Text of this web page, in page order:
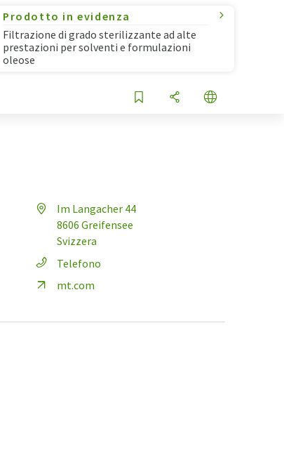
Prodotto in evidenza
Filtrazione di grado sterilizzante ad alte
prestazioni per solventi e formulazioni
oleose
Im Langacher 44
8606 Greifensee
Svizzera
Telefono
mt.com